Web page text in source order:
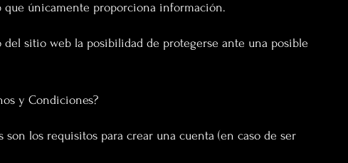
que únicamente proporciona información.
sitio web la posibilidad de protegerse ante una posible
y Condiciones?
los requisitos para crear una cuenta (en caso de ser